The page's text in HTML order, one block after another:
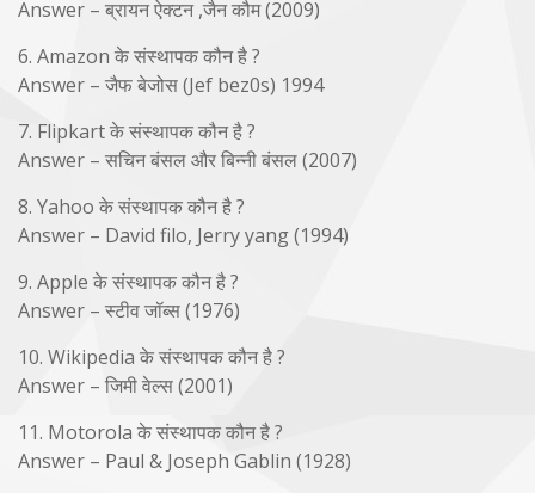
Answer – ब्रायन ऐक्टन ,जैन कौम (2009)
6. Amazon के संस्थापक कौन है ?
Answer – जैफ बेजोस (Jef bez0s) 1994
7. Flipkart के संस्थापक कौन है ?
Answer – सचिन बंसल और बिन्नी बंसल (2007)
8. Yahoo के संस्थापक कौन है ?
Answer – David filo, Jerry yang (1994)
9. Apple के संस्थापक कौन है ?
Answer – स्टीव जॉब्स (1976)
10. Wikipedia के संस्थापक कौन है ?
Answer – जिमी वेल्स (2001)
11. Motorola के संस्थापक कौन है ?
Answer – Paul & Joseph Gablin (1928)